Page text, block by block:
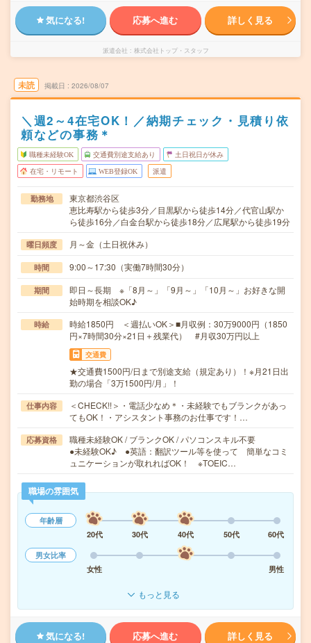
気になる! 応募へ進む 詳しく見る
派遣会社 株式会社トップ・スタッフ
未読 掲載日 2026/08/07
＼週2～4在宅OK！／納期チェック・見積り依
頼などの事務＊
職種未経験OK 交通費別途支給あり 土日祝日が休み
在宅・リモート WEB登録OK 派遣
勤務地
東京都渋谷区
恵比寿駅から徒歩3分／目黒駅から徒歩14分／代官山駅か
ら徒歩16分／白金台駅から徒歩18分／広尾駅から徒歩19分
曜日頻度 月～金（土日祝休み）
時間 9:00～17:30（実働7時間30分）
期間
即日～長期 ※「8月～」「9月～」「10月～」お好きな開
始時期を相談OK♪
時給
時給1850円 ＜週払いOK＞■月収例：30万9000円（1850
円×7時間30分×21日＋残業代） #月収30万円以上
交通費
★交通費1500円/日まで別途支給（規定あり）！※月21日出
勤の場合「3万1500円/月」！
仕事内容
＜CHECK!!＞・電話少なめ＊・未経験でもブランクがあっ
てもOK！・アシスタント事務のお仕事です！…
応募資格
職種未経験OK / ブランクOK / パソコンスキル不要
●未経験OK♪ ●英語：翻訳ツール等を使って 簡単なコミ
ュニケーションが取れればOK！ ※TOEIC…
職場の雰囲気
年齢層
20代
30代 40代 50代
60代
男女比率
女性
男性
もっと見る
気になる! 応募へ進む 詳しく見る